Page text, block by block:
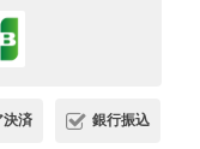
決済 銀行振込